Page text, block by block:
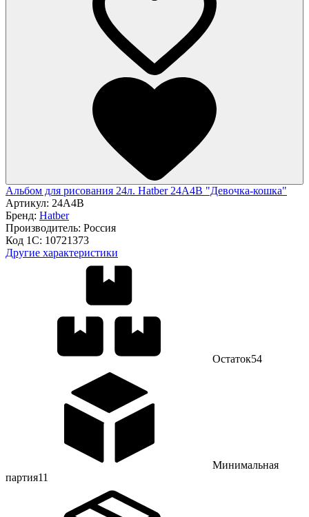
Альбом для рисования 24л. Hatber 24А4В "Девочка-кошка"
Артикул: 24А4В
Бренд: Hatber
Производитель: Россия
Код 1С: 10721373
Другие характеристики
Остаток54
Минимальная
партия11